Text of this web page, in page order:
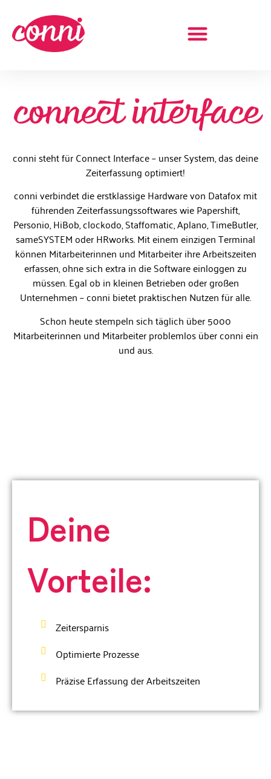
connect interface
conni steht für Connect Interface – unser System, das deine
Zeiterfassung optimiert!
conni verbindet die erstklassige Hardware von Datafox mit
führenden Zeiterfassungssoftwares wie Papershift,
Personio, HiBob, clockodo, Staffomatic, Aplano, TimeButler,
sameSYSTEM oder HRworks. Mit einem einzigen Terminal
können Mitarbeiterinnen und Mitarbeiter ihre Arbeitszeiten
erfassen, ohne sich extra in die Software einloggen zu
müssen. Egal ob in kleinen Betrieben oder großen
Unternehmen – conni bietet praktischen Nutzen für alle.
Schon heute stempeln sich täglich über 5000
Mitarbeiterinnen und Mitarbeiter problemlos über conni ein
und aus.
Deine
Vorteile:
Zeitersparnis
Optimierte Prozesse
Präzise Erfassung der Arbeitszeiten